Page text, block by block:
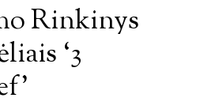
Rinkinys
‘3